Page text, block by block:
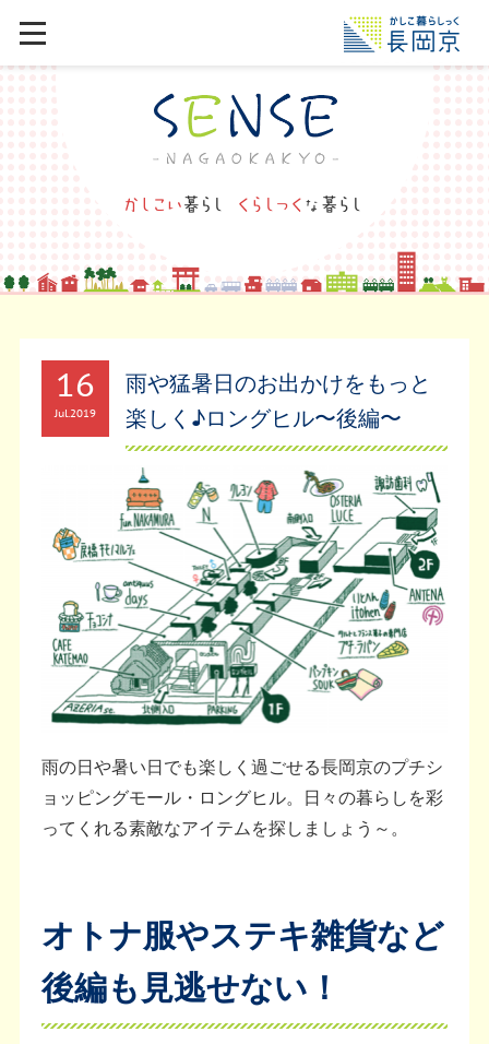
16
Jul2019
雨や猛暑日のお出かけをもっと
楽しく♪ロングヒル〜後編〜
雨の日や暑い日でも楽しく過ごせる長岡京のプチシ
ョッピングモール・ロングヒル。日々の暮らしを彩
ってくれる素敵なアイテムを探しましょう～。
オトナ服やステキ雑貨など
後編も見逃せない！